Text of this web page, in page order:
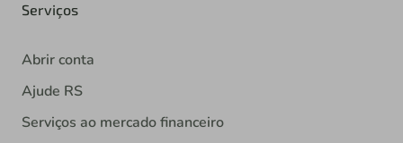
Serviços
Abrir conta
Ajude RS
Serviços ao mercado financeiro